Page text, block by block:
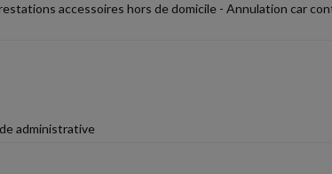
accessoires hors de domicile - Annulation car
administrative